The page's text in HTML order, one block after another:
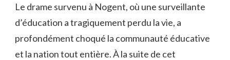
Le drame survenu à Nogent, où une surveillante
d’éducation a tragiquement perdu la vie, a
profondément choqué la communauté éducative
et la nation tout entière. À la suite de cet